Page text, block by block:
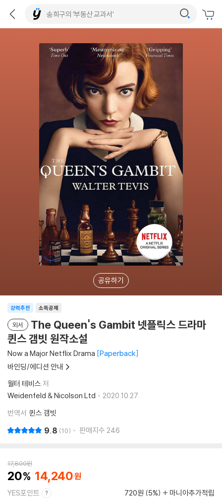
공유하기
소득공제
강력추천
외서
The Queen's Gambit 넷플릭스 드라마
퀸스 갬빗 원작소설
Now a Major Netflix Drama Paperback
바인딩/에디션 안내
월터 테비스 저
Weidenfeld & Nicolson Ltd
2020.10.27.
번역서 퀸스 갬빗
9.8 10 판매지수 246
17,800원
20 14,240
YES포인트 720원 (5%) 마니아추가적립